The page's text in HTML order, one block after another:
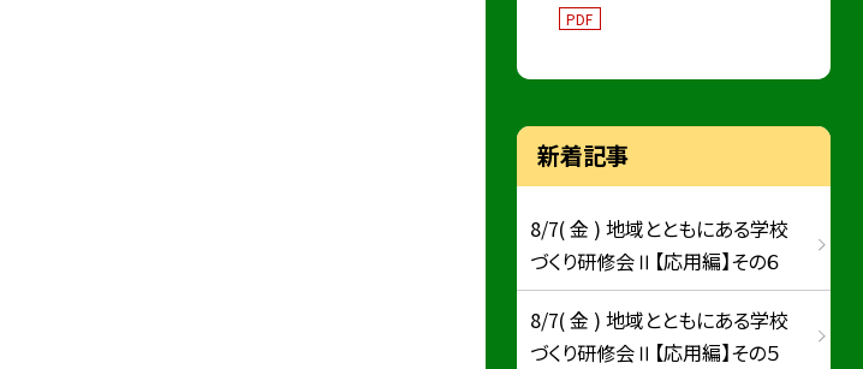
PDF
新着記事
8/7( 金 ) 地域とともにある学校
づくり研修会Ⅱ【応用編】その６
8/7( 金 ) 地域とともにある学校
づくり研修会Ⅱ【応用編】その５